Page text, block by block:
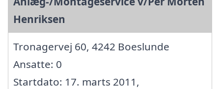
Henriksen
Tronagervej 60, 4242 Boeslunde
Ansatte: 0
Startdato: 17. marts 2011,